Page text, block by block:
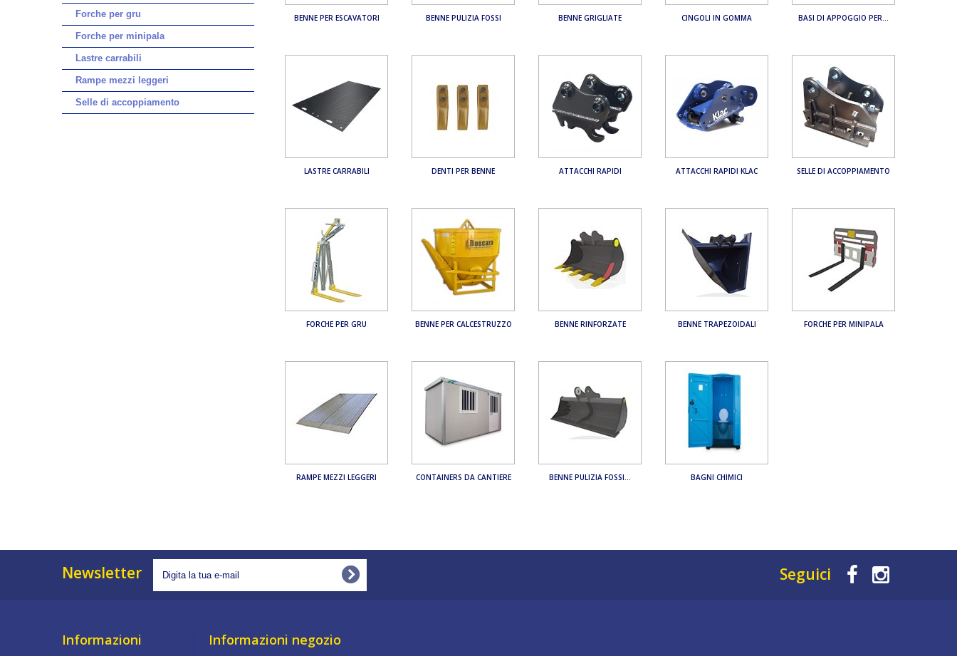
Forche per gru
Forche per minipala
Lastre carrabili
Rampe mezzi leggeri
Selle di accoppiamento
BENNE PER ESCAVATORI BENNE PULIZIA FOSSI BENNE GRIGLIATE CINGOLI IN GOMMA BASI DI APPOGGIO PER...
LASTRE CARRABILI DENTI PER BENNE ATTACCHI RAPIDI ATTACCHI RAPIDI KLAC SELLE DI ACCOPPIAMENTO
FORCHE PER GRU BENNE PER CALCESTRUZZO BENNE RINFORZATE BENNE TRAPEZOIDALI FORCHE PER MINIPALA
RAMPE MEZZI LEGGERI CONTAINERS DA CANTIERE BENNE PULIZIA FOSSI... BAGNI CHIMICI
Newsletter Seguici
Informazioni Informazioni negozio